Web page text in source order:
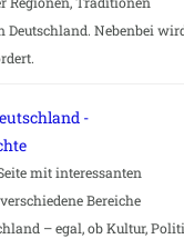
Deutschland. Nebenbei
-
mit interessanten
Bereiche
– egal, ob Kultur,